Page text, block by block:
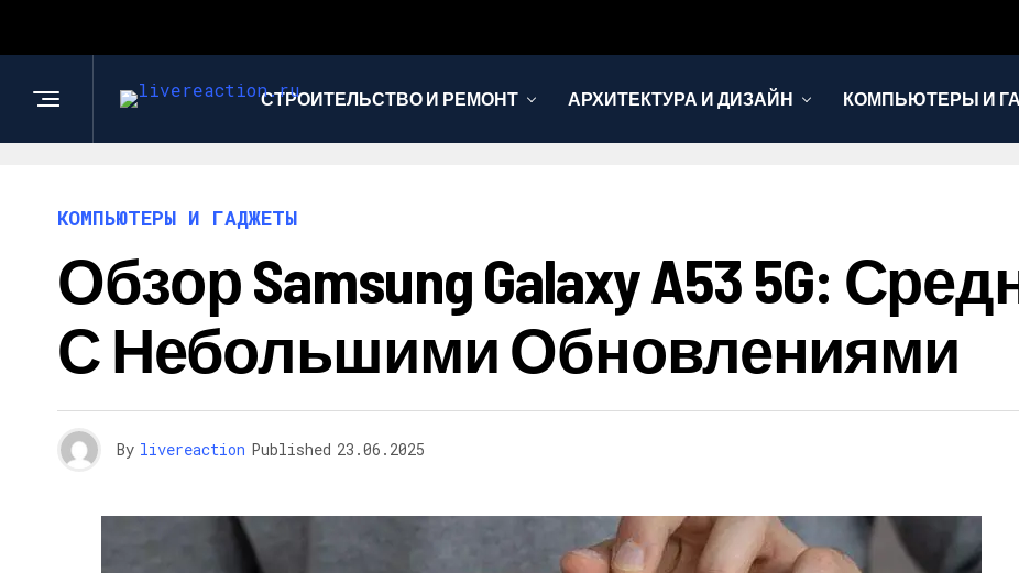
СТРОИТЕЛЬСТВО И РЕМОНТ АРХИТЕКТУРА И ДИЗАЙН КОМПЬЮТЕРЫ И
КОМПЬЮТЕРЫ И ГАДЖЕТЫ
Обзор Samsung Galaxy A53 5G:
С Небольшими Обновлениями
By livereaction Published 23.06.2025